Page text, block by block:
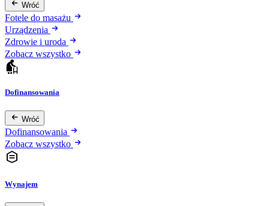
Wróć
Fotele do masażu
Urządzenia
Zdrowie i uroda
Zobacz wszystko
Dofinansowania
Wróć
Dofinansowania
Zobacz wszystko
Wynajem